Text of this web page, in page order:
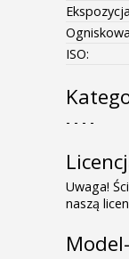
ISO:
- - - -
Uwaga!
naszą